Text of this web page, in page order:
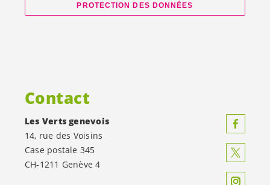
PROTECTION DES DONNÉES
Contact
Les Verts genevois
14, rue des Voisins
Case postale 345
CH-1211 Genève 4